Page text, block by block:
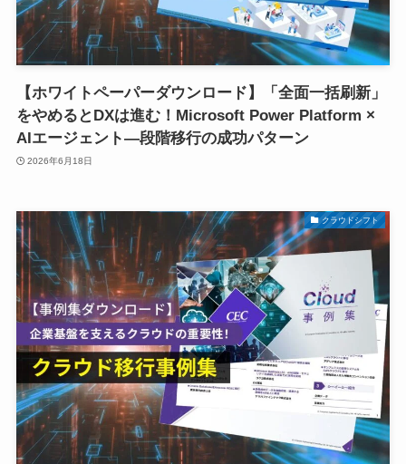
【ホワイトペーパーダウンロード】「全面一括刷新」
をやめるとDXは進む！Microsoft Power Platform ×
AIエージェント―段階移行の成功パターン
2026年6月18日
クラウドシフト